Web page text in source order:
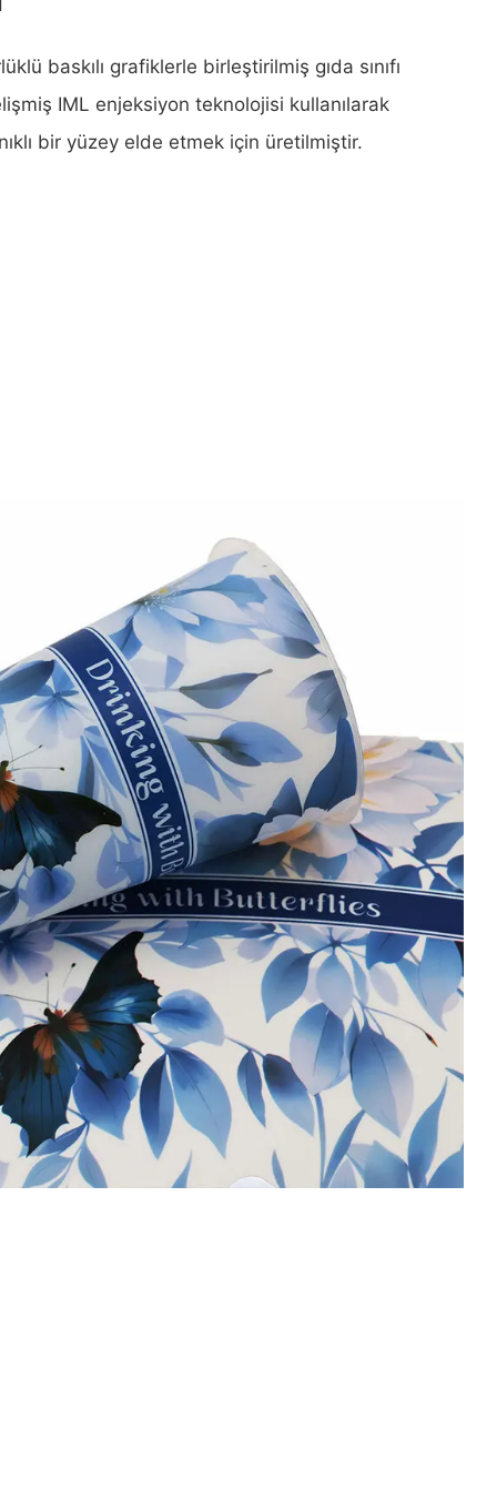
baskılı grafiklerle birleştirilmiş gıda sınıfı
IML enjeksiyon teknolojisi kullanılarak
bir yüzey elde etmek için üretilmiştir.